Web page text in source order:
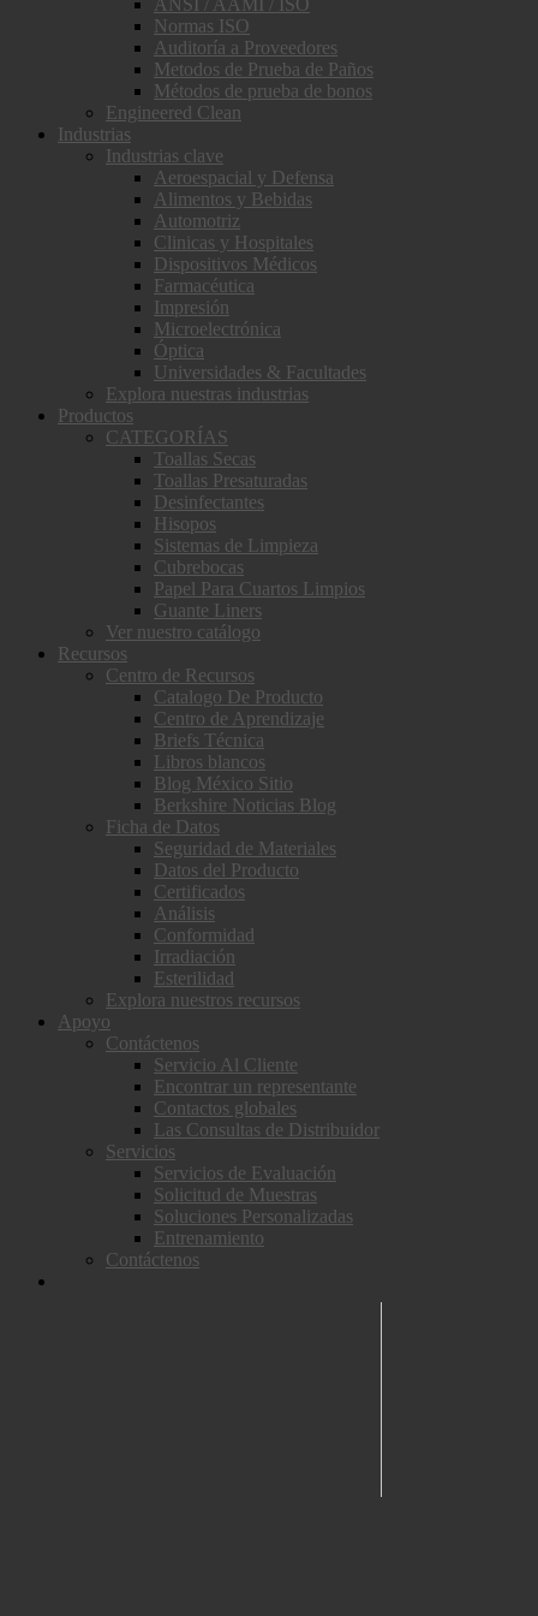
Normas ISO
Auditoría a Proveedores
Metodos de Prueba de Paños
Métodos de prueba de bonos
Engineered Clean
Industrias
Industrias clave
Aeroespacial y Defensa
Alimentos y Bebidas
Automotriz
Clinicas y Hospitales
Dispositivos Médicos
Farmacéutica
Impresión
Microelectrónica
Óptica
Universidades & Facultades
Explora nuestras industrias
Productos
CATEGORÍAS
Toallas Secas
Toallas Presaturadas
Desinfectantes
Hisopos
Sistemas de Limpieza
Cubrebocas
Papel Para Cuartos Limpios
Guante Liners
Ver nuestro catálogo
Recursos
Centro de Recursos
Catalogo De Producto
Centro de Aprendizaje
Briefs Técnica
Libros blancos
Blog México Sitio
Berkshire Noticias Blog
Ficha de Datos
Seguridad de Materiales
Datos del Producto
Certificados
Análisis
Conformidad
Irradiación
Esterilidad
Explora nuestros recursos
Apoyo
Contáctenos
Servicio Al Cliente
Encontrar un representante
Contactos globales
Las Consultas de Distribuidor
Servicios
Servicios de Evaluación
Solicitud de Muestras
Soluciones Personalizadas
Entrenamiento
Contáctenos